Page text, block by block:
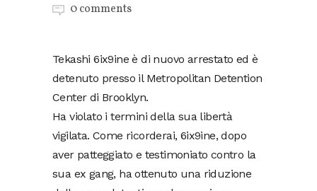
0 comments
Tekashi 6ix9ine è di nuovo arrestato ed è
detenuto presso il Metropolitan Detention
Center di Brooklyn.
Ha violato i termini della sua libertà
vigilata. Come ricorderai, 6ix9ine, dopo
aver patteggiato e testimoniato contro la
sua ex gang, ha ottenuto una riduzione